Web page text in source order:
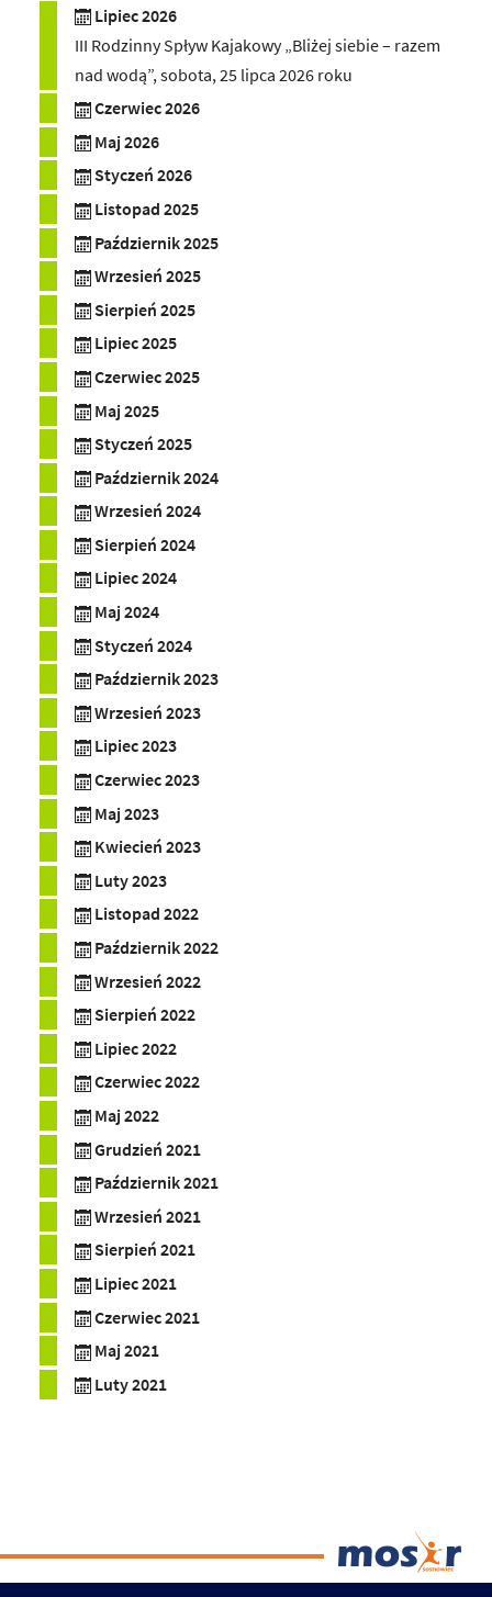
Lipiec 2026
III Rodzinny Spływ Kajakowy „Bliżej siebie – razem
nad wodą”, sobota, 25 lipca 2026 roku
Czerwiec 2026
Maj 2026
Styczeń 2026
Listopad 2025
Październik 2025
Wrzesień 2025
Sierpień 2025
Lipiec 2025
Czerwiec 2025
Maj 2025
Styczeń 2025
Październik 2024
Wrzesień 2024
Sierpień 2024
Lipiec 2024
Maj 2024
Styczeń 2024
Październik 2023
Wrzesień 2023
Lipiec 2023
Czerwiec 2023
Maj 2023
Kwiecień 2023
Luty 2023
Listopad 2022
Październik 2022
Wrzesień 2022
Sierpień 2022
Lipiec 2022
Czerwiec 2022
Maj 2022
Grudzień 2021
Październik 2021
Wrzesień 2021
Sierpień 2021
Lipiec 2021
Czerwiec 2021
Maj 2021
Luty 2021